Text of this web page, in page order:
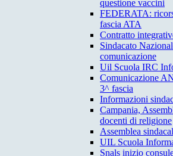
questione vaccini
FEDERATA:
fascia ATA
Contratto
Sindacato
comunicazione
Uil Scuola IRC
Comunicazione
3^ fascia
Informazioni
Campania,
docenti di religione
Assemblea
UIL Scuola
Snals inizio